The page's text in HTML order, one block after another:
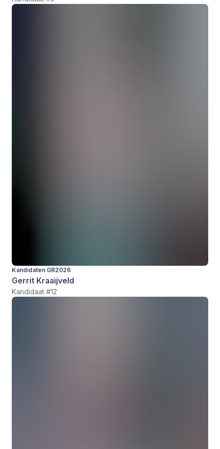
Kandidaten GR2026
Gerrit Kraaijveld
Kandidaat #12